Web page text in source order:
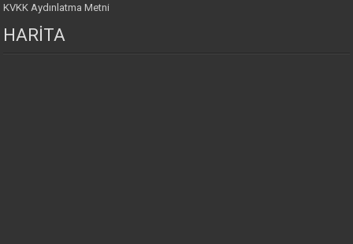
KVKK Aydınlatma Metni
HARİTA